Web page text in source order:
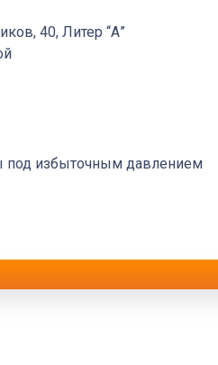
40, Литер “А”
под избыточным давлением